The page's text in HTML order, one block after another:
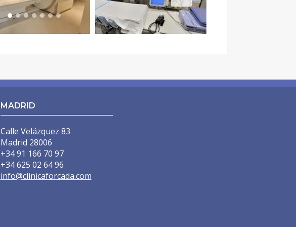
MADRID
Calle Velázquez 83
Madrid 28006
+34 91 166 70 97
+34 625 02 64 96
info@clinicaforcada.com